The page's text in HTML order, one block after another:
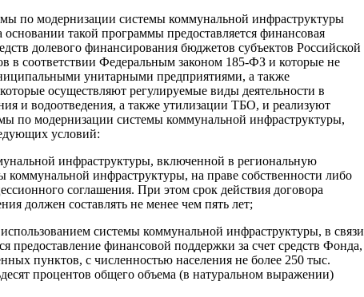
по модернизации системы коммунальной инфраструктуры
такой программы предоставляется финансовая
долевого финансирования бюджетов субъектов Российской
в соответствии Федеральным законом 185-ФЗ и которые не
унитарными предприятиями, а также
осуществляют регулируемые виды деятельности в
и водоотведения, а также утилизации ТБО, и реализуют
по модернизации системы коммунальной инфраструктуры,
условий:
инфраструктуры, включенной в региональную
инфраструктуры, на праве собственности либо
соглашения. При этом срок действия договора
должен составлять не менее чем пять лет;
системы коммунальной инфраструктуры, в связи
предоставление финансовой поддержки за счет средств Фонда,
пунктов, с численностью населения не более 250 тыс.
процентов общего объема (в натуральном выражении)